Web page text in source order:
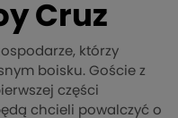
Cruz
którzy
boisku. Goście z
części
chcieli powalczyć o